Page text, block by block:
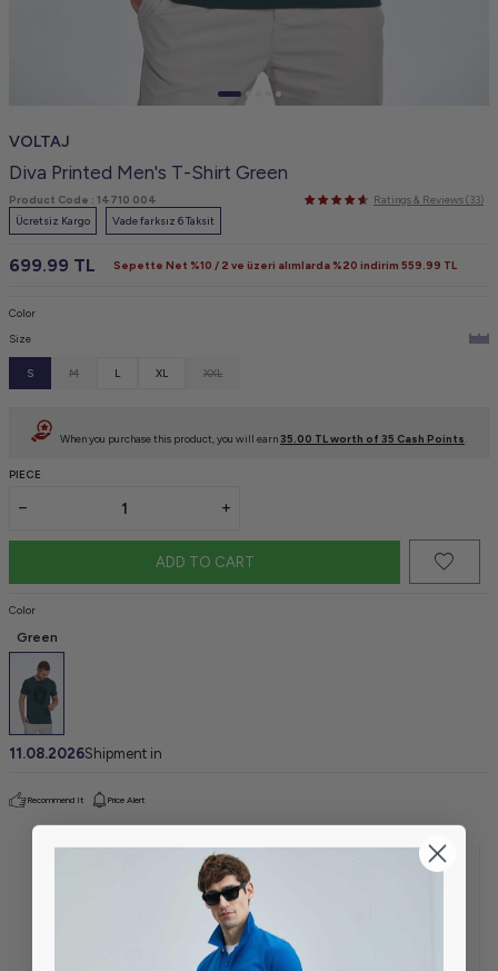
VOLTAJ
Diva Printed Men's T-Shirt Green
Product Code : 14710 004
Ratings & Reviews (33)
Ücretsiz Kargo
Vade farksız 6 Taksit
699.99 TL Sepette Net %10 / 2 ve üzeri alımlarda %20 indirim 559.99 TL
Color
Size
S M L XL XXL
When you purchase this product, you will earn35.00 TL worth of 35 Cash Points
PIECE
ADD TO CART
Color
Green
11.08.2026Shipment in
Recommend It Price Alert